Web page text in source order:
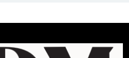
পুড়ে নওগাঁরই ১০ জনের মৃত্যু